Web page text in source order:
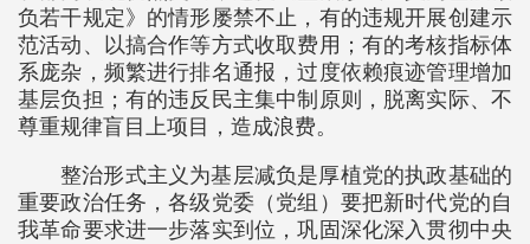
负若干规定》的情形屡禁不止，有的违规开展创建示
范活动、以搞合作等方式收取费用；有的考核指标体
系庞杂，频繁进行排名通报，过度依赖痕迹管理增加
基层负担；有的违反民主集中制原则，脱离实际、不
尊重规律盲目上项目，造成浪费。
整治形式主义为基层减负是厚植党的执政基础的
重要政治任务，各级党委（党组）要把新时代党的自
我革命要求进一步落实到位，巩固深化深入贯彻中央